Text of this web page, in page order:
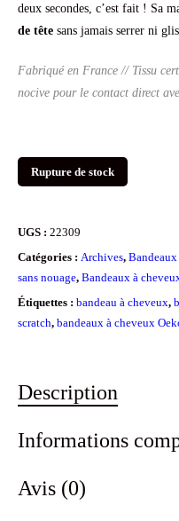
deux secondes, c’est fait ! Sa
de tête sans jamais serrer ni
Fabriqué en France // Tissu
nocive pour le contact direct
Rupture de stock
UGS : 22309
Catégories : Archives,
sans nouage, Bandeaux à
Étiquettes : bandeau à cheveux,
scratch, bandeaux à cheveux
Description
Informations
Avis (0)